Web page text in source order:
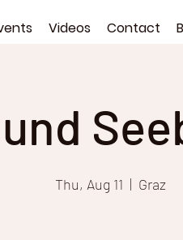
Videos Contact
Thu, Aug 11
  |
Graz